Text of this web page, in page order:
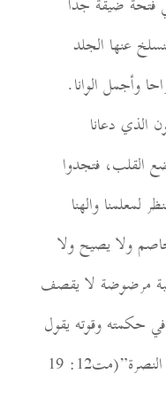
عنها الجلد
وأجمل الوانا.
الذي دعانا
القلب، فتجدوا
29). ولننظر لمعلمنا والهنا
ولا يصيح ولا
مرضوضة لا يقصف
حكمته وقوته يقول
عنه الكتاب”حتي يخرج الحق إلى النصرة”(مت12: 19